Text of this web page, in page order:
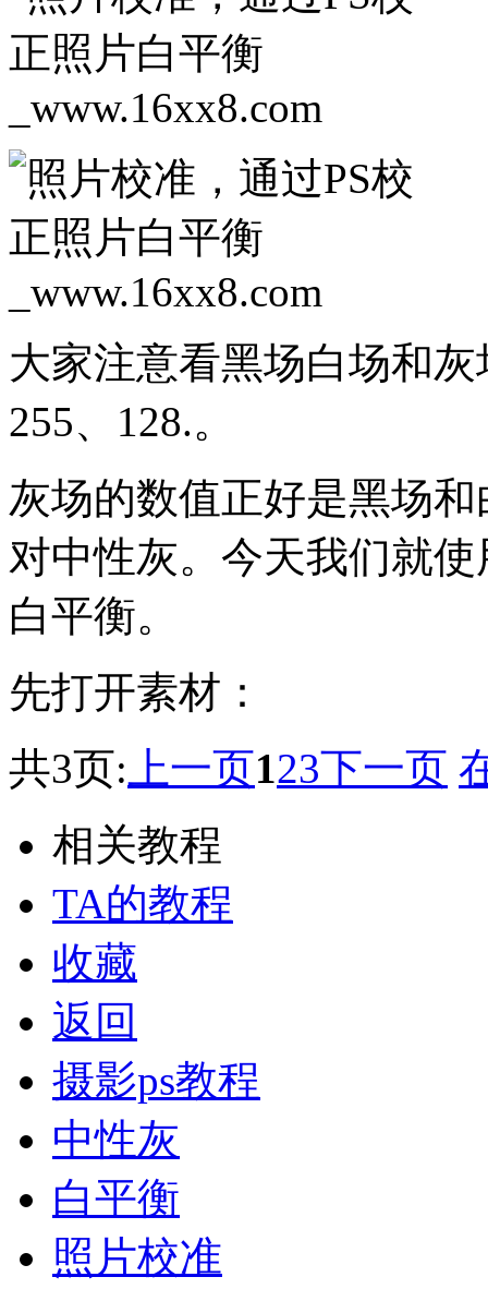
大家注意看黑场白场和
255、128.。
灰场的数值正好是黑场
对中性灰。今天我们就
白平衡。
先打开素材：
共3页: 上一页123下一页
相关教程
TA的教程
收藏
返回
摄影ps教程
中性灰
白平衡
照片校准